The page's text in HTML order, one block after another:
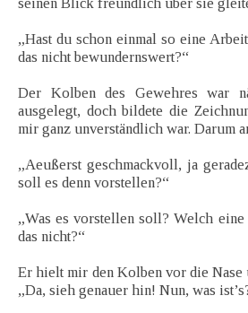
seinen Blick freundlich über sie
„Hast du schon einmal so eine
das nicht bewundernswert?“
Der Kolben des Gewehres war
ausgelegt, doch bildete die
mir ganz unverständlich war. Darum
„Aeußerst geschmackvoll, ja
soll es denn vorstellen?“
„Was es vorstellen soll? Welch
das nicht?“
Er hielt mir den Kolben vor die Nase
„Da, sieh genauer hin! Nun, was